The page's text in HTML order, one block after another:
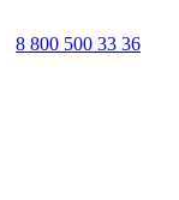
8 800 500 33 36